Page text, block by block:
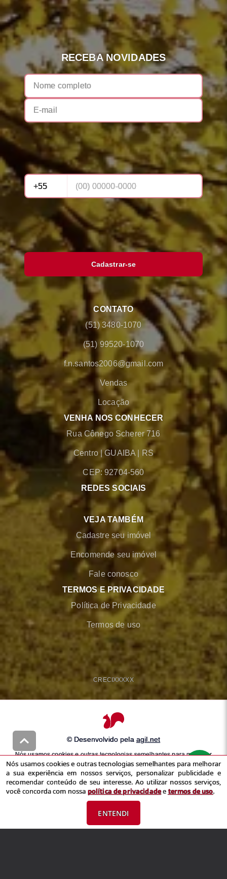
RECEBA NOVIDADES
Cadastrar-se
CONTATO
(51) 3480-1070
(51) 99520-1070
f.n.santos2006@gmail.com
Vendas
Locação
VENHA NOS CONHECER
Rua Cônego Scherer 716
Centro |GUAIBA RS
CEP: 92704-560
REDES SOCIAIS
VEJA TAMBÉM
Cadastre seu imóvel
Encomende seu imóvel
Fale conosco
TERMOS E PRIVACIDADE
Política de Privacidade
Termos de uso
CRECIXXXXX
© Desenvolvido pela agil.net
Nós usamos cookies e outras tecnologias semelhantes para melhorar
a sua experiência em nossos serviços, personalizar publicidade e
recomendar conteúdo de seu interesse. Ao utilizar nossos serviços,
você concorda com nossapolítica de privacidadeetermos de uso
Nós usamos cookies e outras tecnologias semelhantes para melhorar
a sua experiência em nossos serviços, personalizar publicidade e
recomendar conteúdo de seu interesse. Ao utilizar nossos serviços,
você concorda com nossa política de privacidadeetermos de uso.
ENTENDI